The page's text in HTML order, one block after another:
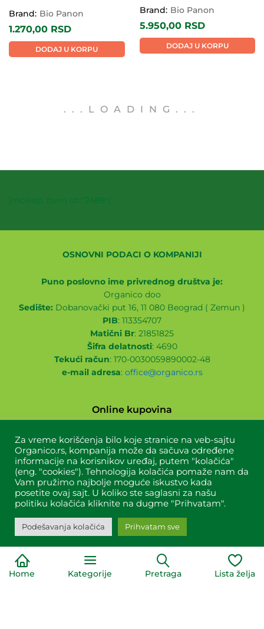
Brand: Bio Panon
1.270,00 RSD
DODAJ U KORPU
Brand: Bio Panon
5.950,00 RSD
DODAJ U KORPU
. . . LOADING . . .
[mc4wp_form id="2489"]
OSNOVNI PODACI O KOMPANIJI
Puno poslovno ime privrednog društva je:
Organico doo
Sedište: Dobanovački put 16, 11 080 Beograd ( Zemun )
PIB: 113354707
Matični Br: 21851825
Šifra delatnosti: 4690
Tekući račun: 170-0030059890002-48
e-mail adresa: office@organico.rs
Online kupovina
Uslovi kupovine
Dostava
Vesti
Recepti
Za vreme korišćenja bilo koje stranice na veb-sajtu
Organico.rs, kompanija može da sačuva određene
informacije na korisnikov uređaj, putem "kolačića"
(eng. "cookies"). Tehnologija kolačića pomaže nam da
Vam pružimo najbolje moguće iskustvo kada
posetite ovaj sajt. U koliko ste saglasni za našu
politiku kolačića kliknite na dugme "Prihvatam".
Podešavanja kolačića Prihvatam sve
Home Kategorije Pretraga Lista želja